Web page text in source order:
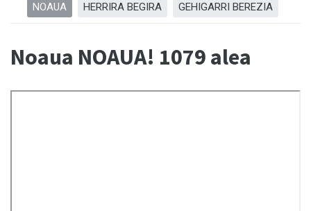
NOAUA HERRIRA BEGIRA GEHIGARRI BEREZIA
Noaua NOAUA! 1079 alea